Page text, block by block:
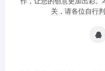
关，请各位自行